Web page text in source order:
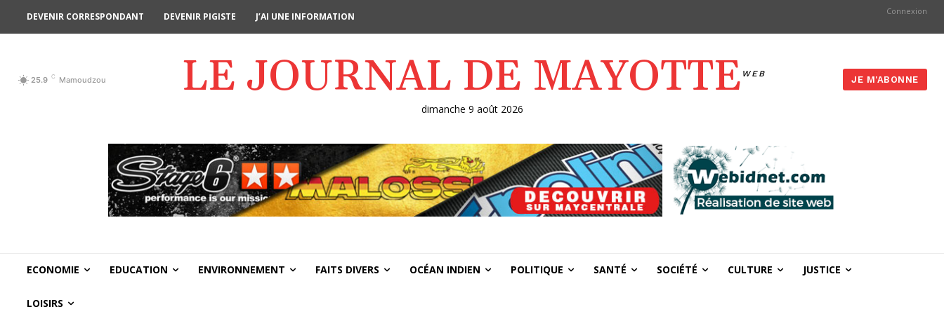
DEVENIR CORRESPONDANT DEVENIR PIGISTE J’AI UNE INFORMATION Connexion
25.9 C Mamoudzou LE JOURNAL DE MAYOTTE WEB
JE M'ABONNE
dimanche 9 août 2026
ECONOMIE EDUCATION ENVIRONNEMENT FAITS DIVERS OCÉAN INDIEN POLITIQUE SANTÉ SOCIÉTÉ CULTURE JUSTICE
LOISIRS